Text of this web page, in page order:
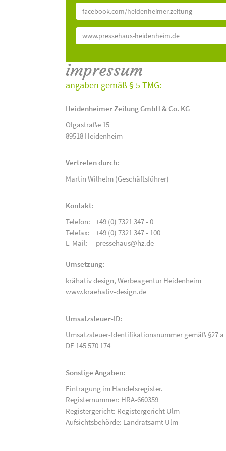
facebook.com/heidenheimer.zeitung
www.pressehaus-heidenheim.de
impressum
angaben gemäß § 5 TMG:
Heidenheimer Zeitung GmbH & Co. KG
Olgastraße 15
89518 Heidenheim
Vertreten durch:
Martin Wilhelm (Geschäftsführer)
Kontakt:
Telefon:
+49 (0) 7321 347 - 0
Telefax:
+49 (0) 7321 347 - 100
E-Mail:
pressehaus@hz.de
Umsetzung:
krähativ design, Werbeagentur Heidenheim
www.kraehativ-design.de
Umsatzsteuer-ID:
Umsatzsteuer-Identifikationsnummer gemäß §27 a
DE 145 570 174
Sonstige Angaben:
Eintragung im Handelsregister.
Registernummer: HRA-660359
Registergericht: Registergericht Ulm
Aufsichtsbehörde: Landratsamt Ulm